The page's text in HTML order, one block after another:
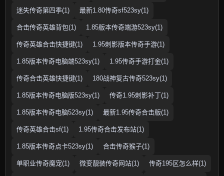
迷失传奇第四季(1) 最新1.80传奇sf523sy(1)
合击传奇英雄背包(1) 1.85版本传奇端游523sy(1)
传奇英雄合击快捷键(1) 1.95刺影版本传奇手游(1)
1.85版本传奇电脑端523sy(1) 1.95传奇手游打金(1)
传奇合击英雄快捷键(1) 180战神复古传奇523sy(1)
1.85版本传奇电脑版523sy(1) 传奇1.95刺影补丁(1)
1.85版本传奇电脑523sy(1) 最新1.95传奇合击版(1)
传奇英雄合击sf(1) 1.95传奇合击发布站(1)
1.85版本传奇点卡523sy(1) 合击传奇猴子(1)
单职业传奇魔宠(1) 微变靓装传奇网站(1) 传奇195区怎么样(1)